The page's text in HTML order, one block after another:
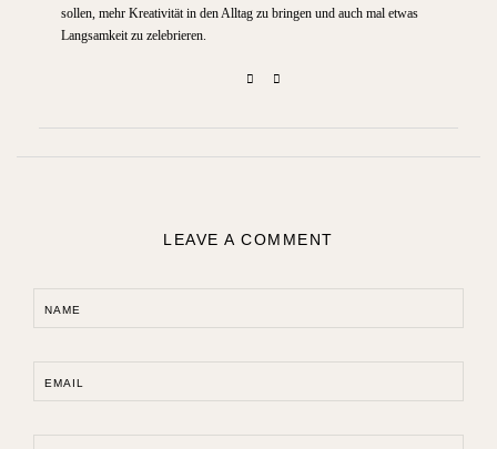
sollen, mehr Kreativität in den Alltag zu bringen und auch mal etwas
Langsamkeit zu zelebrieren.
LEAVE A COMMENT
NAME
EMAIL